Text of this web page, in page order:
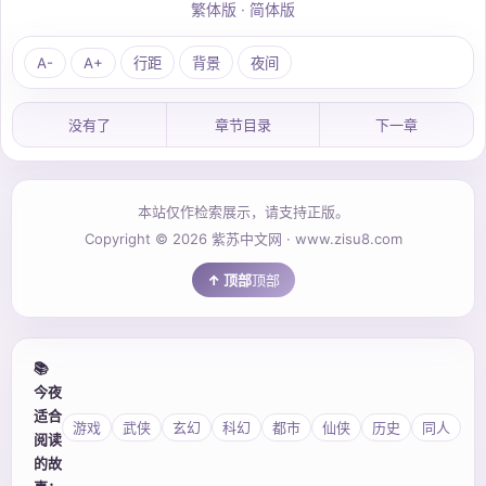
繁体版 · 简体版
A- A+ 行距 背景 夜间
没有了 章节目录 下一章
本站仅作检索展示，请支持正版。
Copyright © 2026 紫苏中文网 · www.zisu8.com
顶部
📚
今夜
适合
阅读
的故
游戏 武侠 玄幻 科幻 都市 仙侠 历史 同人